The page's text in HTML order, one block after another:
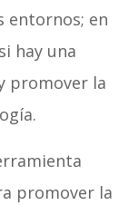
entornos; en
hay una
promover la
promover la